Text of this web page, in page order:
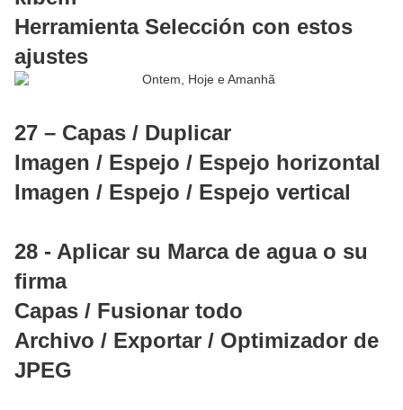
Herramienta Selección con estos
ajustes
27 – Capas / Duplicar
Imagen / Espejo / Espejo horizontal
Imagen / Espejo / Espejo vertical
28 - Aplicar su Marca de agua o su
firma
Capas / Fusionar todo
Archivo / Exportar / Optimizador de
JPEG